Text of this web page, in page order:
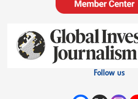
Follow us